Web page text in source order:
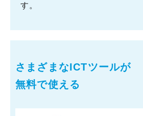
す。
さまざまなICTツールが
無料で使える